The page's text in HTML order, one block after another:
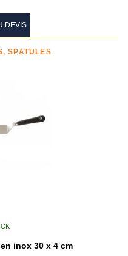
DEVIS
SPATULES
inox 30 x 4 cm